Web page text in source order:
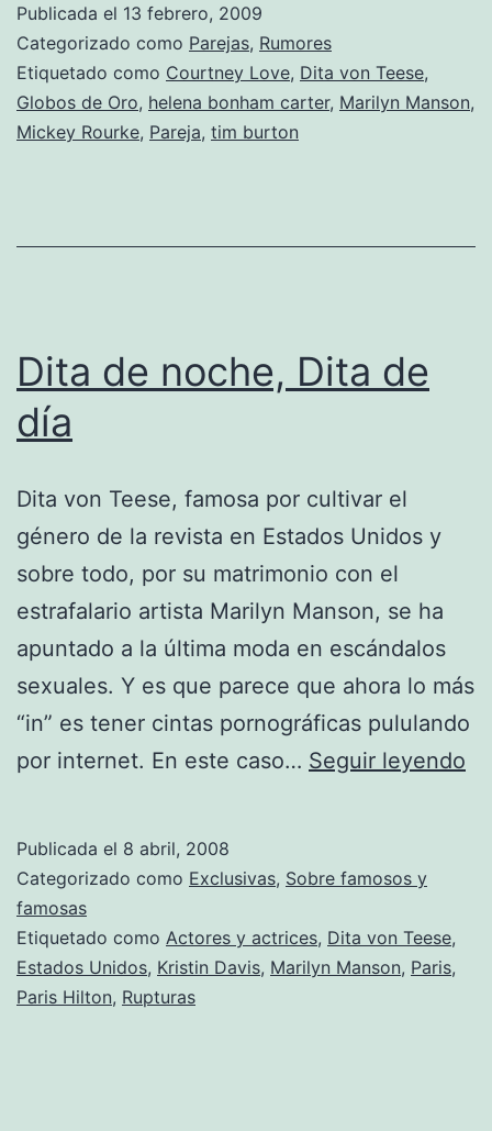
Courtney
Love
=
Publicada el 13 febrero, 2009
Categorizado como Parejas, Rumores
Etiquetado como Courtney Love, Dita von Teese,
Globos de Oro, helena bonham carter, Marilyn Manson,
Mickey Rourke, Pareja, tim burton
Dita de noche, Dita de
día
Dita von Teese, famosa por cultivar el
género de la revista en Estados Unidos y
sobre todo, por su matrimonio con el
estrafalario artista Marilyn Manson, se ha
apuntado a la última moda en escándalos
sexuales. Y es que parece que ahora lo más
“in” es tener cintas pornográficas pululando
por internet. En este caso… Seguir leyendo
Publicada el 8 abril, 2008
Categorizado como Exclusivas, Sobre famosos y
famosas
Etiquetado como Actores y actrices, Dita von Teese,
Estados Unidos, Kristin Davis, Marilyn Manson, Paris,
Paris Hilton, Rupturas